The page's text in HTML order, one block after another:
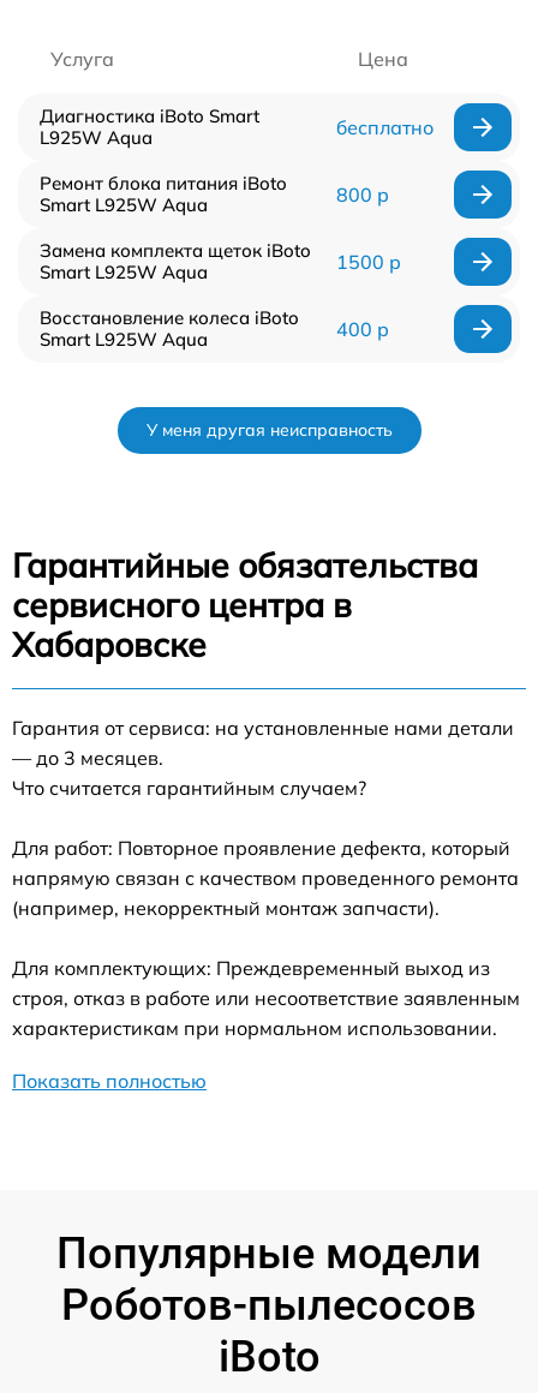
Услуга Цена
Диагностика iBoto Smart
L925W Aqua
бесплатно
Ремонт блока питания iBoto
Smart L925W Aqua
800 р
Замена комплекта щеток iBoto
Smart L925W Aqua
1500 р
Восстановление колеса iBoto
Smart L925W Aqua
400 р
У меня другая неисправность
Гарантийные обязательства
сервисного центра в
Хабаровске
Гарантия от сервиса: на установленные нами детали
— до 3 месяцев.
Что считается гарантийным случаем?
Для работ: Повторное проявление дефекта, который
напрямую связан с качеством проведенного ремонта
(например, некорректный монтаж запчасти).
Для комплектующих: Преждевременный выход из
строя, отказ в работе или несоответствие заявленным
характеристикам при нормальном использовании.
Показать полностью
Популярные модели
Роботов-пылесосов
iBoto